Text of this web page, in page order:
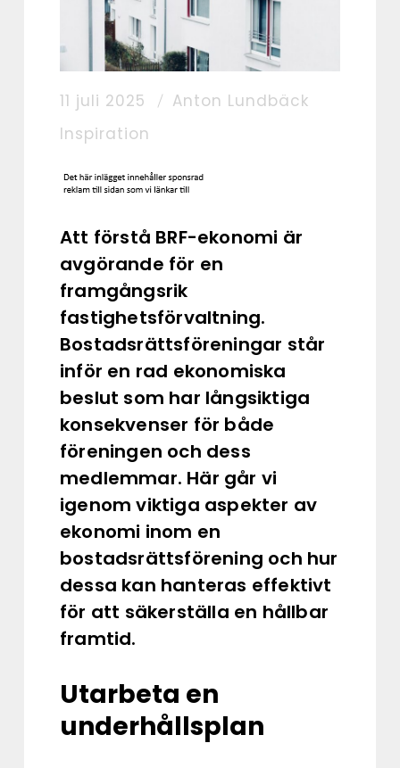
11 juli 2025
Anton Lundbäck
Inspiration
Att förstå BRF-ekonomi är
avgörande för en
framgångsrik
fastighetsförvaltning.
Bostadsrättsföreningar står
inför en rad ekonomiska
beslut som har långsiktiga
konsekvenser för både
föreningen och dess
medlemmar. Här går vi
igenom viktiga aspekter av
ekonomi inom en
bostadsrättsförening och hur
dessa kan hanteras effektivt
för att säkerställa en hållbar
framtid.
Utarbeta en
underhållsplan